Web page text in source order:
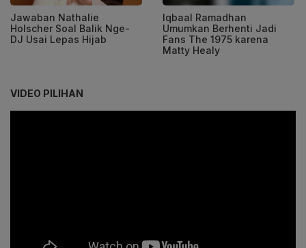
Jawaban Nathalie
Holscher Soal Balik Nge-
DJ Usai Lepas Hijab
Iqbaal Ramadhan
Umumkan Berhenti Jadi
Fans The 1975 karena
Matty Healy
VIDEO PILIHAN